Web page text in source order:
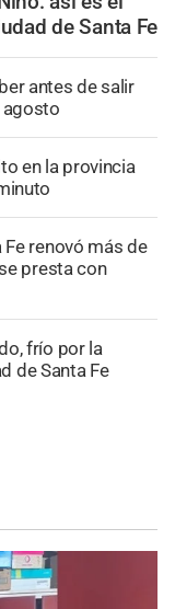
de Santa Fe
antes de salir
agosto
en la provincia
Fe renovó más de
presta con
frío por la
de Santa Fe